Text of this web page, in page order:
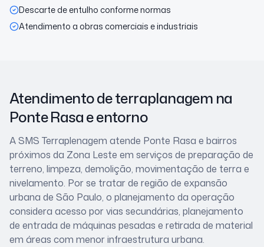
Descarte de entulho conforme normas
Atendimento a obras comerciais e industriais
Atendimento de terraplanagem na
Ponte Rasae entorno
A SMS Terraplenagem atende Ponte Rasa e bairros
próximos da Zona Leste em serviços de preparação de
terreno, limpeza, demolição, movimentação de terra e
nivelamento. Por se tratar de região de expansão
urbana de São Paulo, o planejamento da operação
considera acesso por vias secundárias, planejamento
de entrada de máquinas pesadas e retirada de material
em áreas com menor infraestrutura urbana.